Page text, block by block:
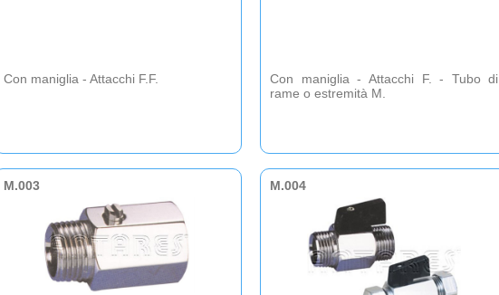
Con maniglia - Attacchi F.F.
Con maniglia - Attacchi F. - Tubo di
rame o estremità M.
M.003 M.004